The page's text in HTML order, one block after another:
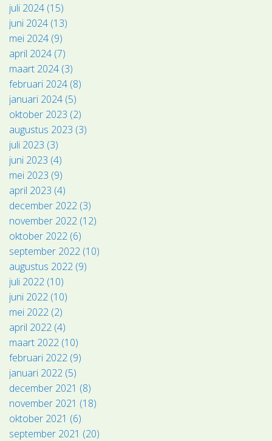
juli 2024 (15)
juni 2024 (13)
mei 2024 (9)
april 2024 (7)
maart 2024 (3)
februari 2024 (8)
januari 2024 (5)
oktober 2023 (2)
augustus 2023 (3)
juli 2023 (3)
juni 2023 (4)
mei 2023 (9)
april 2023 (4)
december 2022 (3)
november 2022 (12)
oktober 2022 (6)
september 2022 (10)
augustus 2022 (9)
juli 2022 (10)
juni 2022 (10)
mei 2022 (2)
april 2022 (4)
maart 2022 (10)
februari 2022 (9)
januari 2022 (5)
december 2021 (8)
november 2021 (18)
oktober 2021 (6)
september 2021 (20)